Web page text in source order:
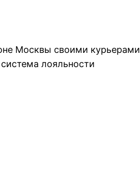
Москвы своими курьерами
лояльности